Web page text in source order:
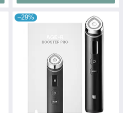
–29%